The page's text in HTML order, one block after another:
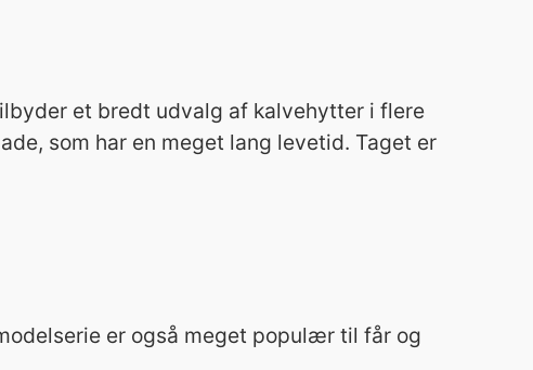
et bredt udvalg af kalvehytter i flere
som har en meget lang levetid. Taget er
er også meget populær til får og